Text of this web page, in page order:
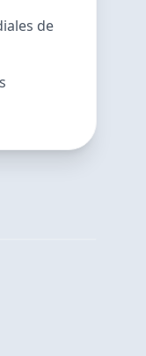
de